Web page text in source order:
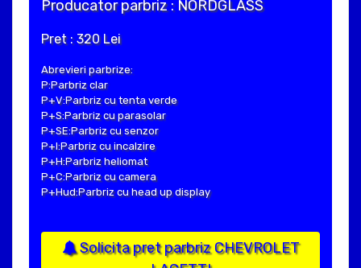
Producator parbriz : NORDGLASS
Pret : 320 Lei
Abrevieri parbrize:
P:Parbriz clar
P+V:Parbriz cu tenta verde
P+S:Parbriz cu parasolar
P+SE:Parbriz cu senzor
P+I:Parbriz cu incalzire
P+H:Parbriz heliomat
P+C:Parbriz cu camera
P+Hud:Parbriz cu head up display
Solicita pret parbriz CHEVROLET